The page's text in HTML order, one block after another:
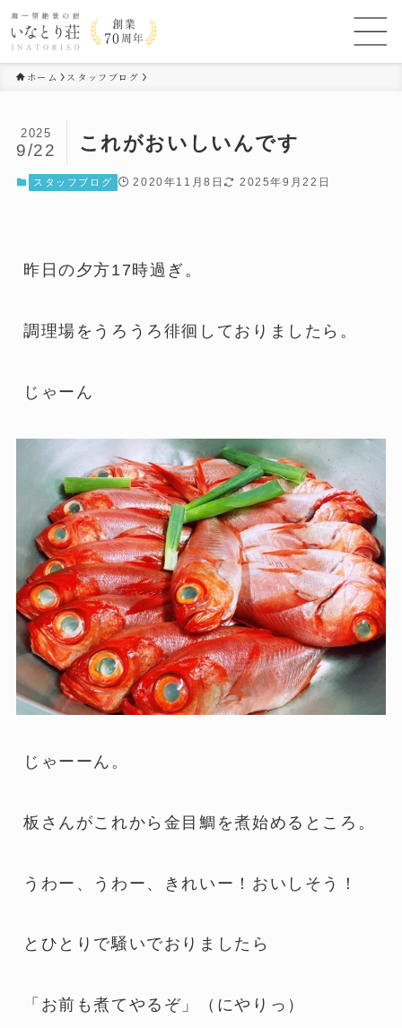
ホーム スタッフブログ
これがおいしいんです
2025
9/22
スタッフブログ 2020年11月8日 2025年9月22日
昨日の夕方17時過ぎ。
調理場をうろうろ徘徊しておりましたら。
じゃーん
じゃーーん。
板さんがこれから金目鯛を煮始めるところ。
うわー、うわー、きれいー！おいしそう！
とひとりで騒いでおりましたら
「お前も煮てやるぞ」（にやりっ）